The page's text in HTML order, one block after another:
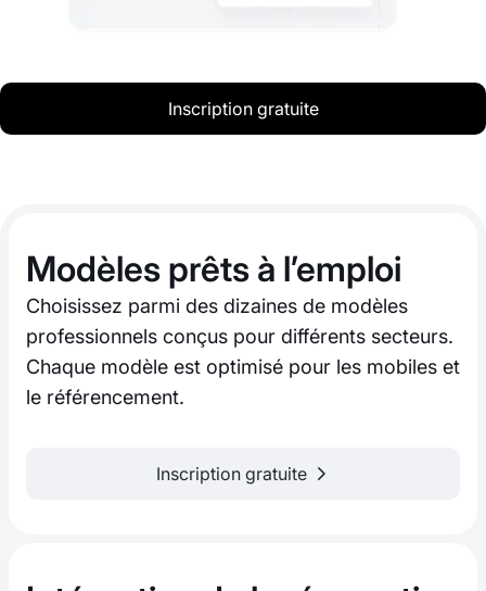
Inscription gratuite
Modèles prêts à l’emploi
Choisissez parmi des dizaines de modèles
professionnels conçus pour différents secteurs.
Chaque modèle est optimisé pour les mobiles et
le référencement.
Inscription gratuite